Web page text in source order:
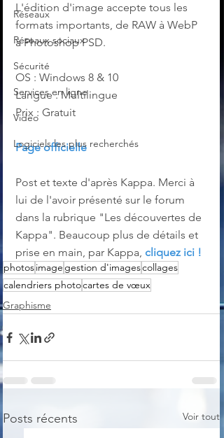
Réseaux
Réseaux sociaux
Sécurité
Services en ligne
Video
Logiciels les plus recherchés
L'édition d'image accepte tous les
formats importants, de RAW à WebP
à Photoshop PSD.
OS : Windows 8 & 10
Langue : Multilingue
Prix : Gratuit
Page officielle
Post et texte d'après Kappa. Merci à
lui de l'avoir présenté sur le forum
dans la rubrique "Les découvertes de
Kappa". Beaucoup plus de détails et
prise en main, par Kappa, cliquez ici !
photosimage gestion d'imagescollages
calendriers photocartes de vœux
Graphisme
Posts récents Voir tout